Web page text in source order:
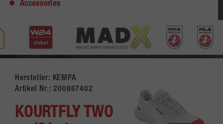
Accessories
Hersteller: KEMPA
Artikel Nr.:200867402
KOURTFLY TWO